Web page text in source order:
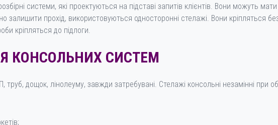
системи, які проектуються на підставі запитів клієнтів. Вони можуть
залишити прохід, використовуються односторонні стелажі. Вони кріпляться
кріпляться до підлоги.
КОНСОЛЬНИХ СИСТЕМ
труб, дощок, лінолеуму, завжди затребувані. Стелажі консольні незамінні при